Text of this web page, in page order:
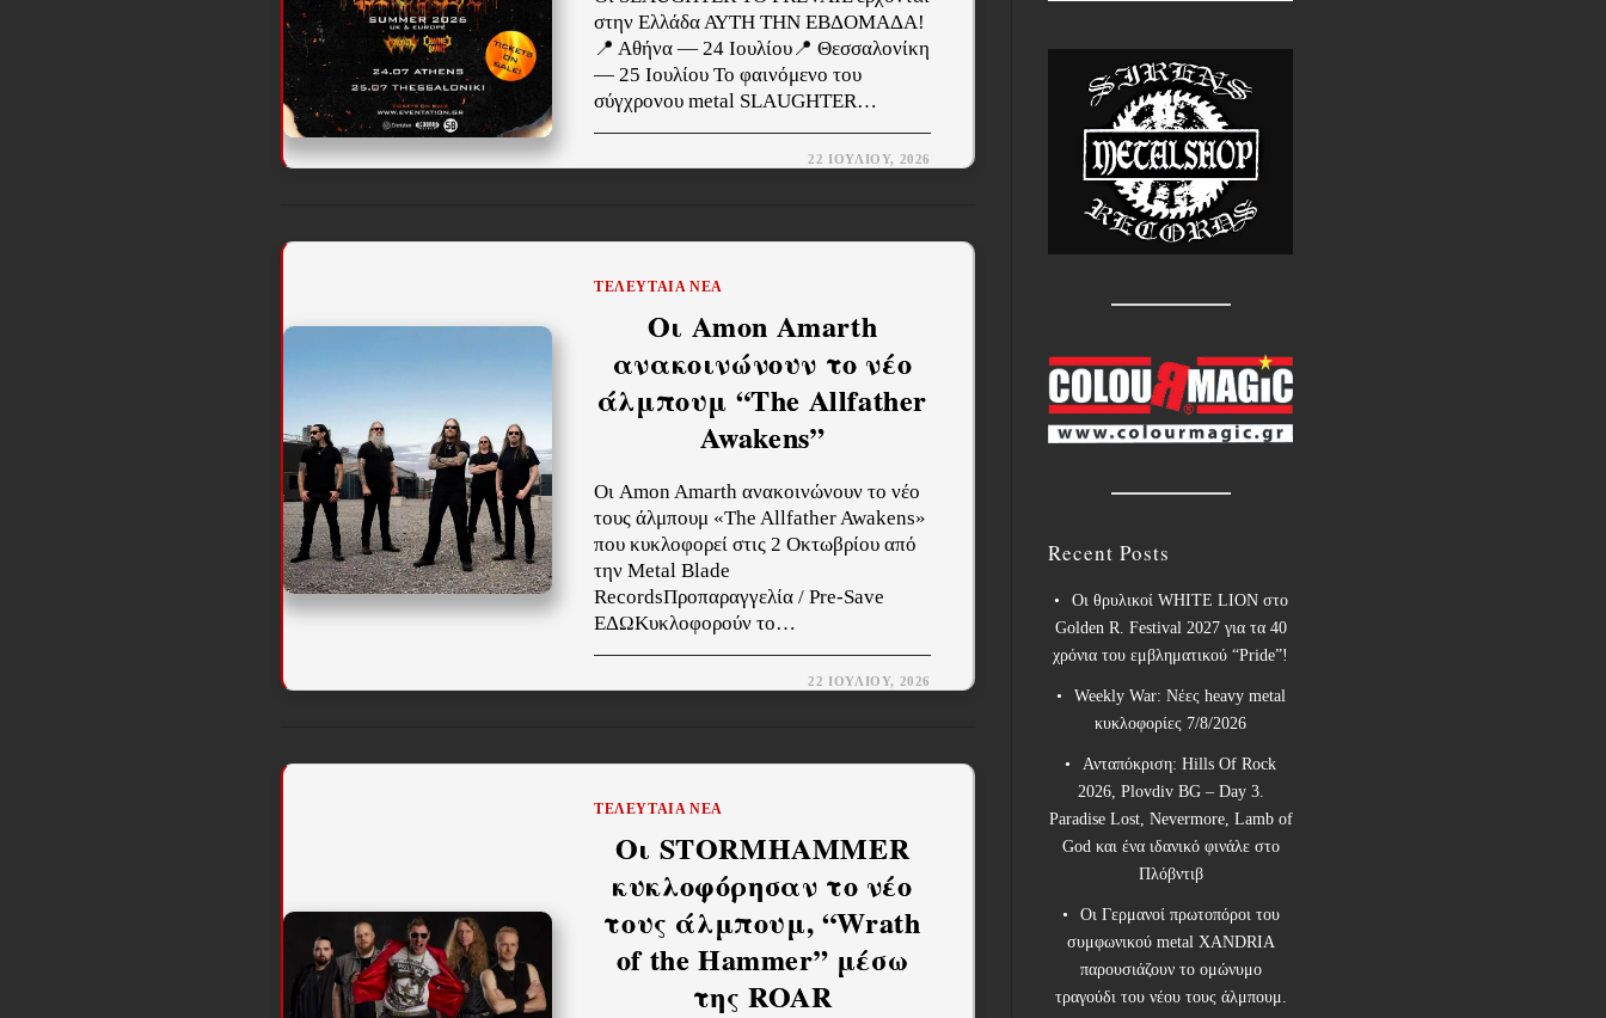
στην Ελλάδα ΑΥΤΗ ΤΗΝ ΕΒΔΟΜΑΔΑ!
📍 Αθήνα — 24 Ιουλίου📍 Θεσσαλονίκη
— 25 Ιουλίου Το φαινόμενο του
σύγχρονου metal SLAUGHTER…
22 ΙΟΥΛΊΟΥ, 2026
ΤΕΛΕΥΤΑΊΑ ΝΈΑ
Οι Amon Amarth
ανακοινώνουν το νέο
άλμπουμ “The Allfather
Awakens”
Οι Amon Amarth ανακοινώνουν το νέο
τους άλμπουμ «The Allfather Awakens»
που κυκλοφορεί στις 2 Οκτωβρίου από
την Metal Blade
RecordsΠροπαραγγελία / Pre-Save
ΕΔΩΚυκλοφορούν το…
22 ΙΟΥΛΊΟΥ, 2026
ΤΕΛΕΥΤΑΊΑ ΝΈΑ
Οι STORMHAMMER
κυκλοφόρησαν το νέο
τους άλμπουμ, “Wrath
of the Hammer” μέσω
της ROAR
Recent Posts
Οι θρυλικοί WHITE LION στο
Golden R. Festival 2027 για τα 40
χρόνια του εμβληματικού “Pride”!
Weekly War: Νέες heavy metal
κυκλοφορίες 7/8/2026
Ανταπόκριση: Hills Of Rock
2026, Plovdiv BG – Day 3.
Paradise Lost, Nevermore, Lamb of
God και ένα ιδανικό φινάλε στο
Πλόβντιβ
Οι Γερμανοί πρωτοπόροι του
συμφωνικού metal XANDRIA
παρουσιάζουν το ομώνυμο
τραγούδι του νέου τους άλμπουμ.